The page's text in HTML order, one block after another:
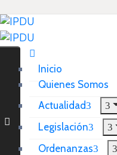
Inicio
Quienes Somos
Actualidad
Legislación
Ordenanzas